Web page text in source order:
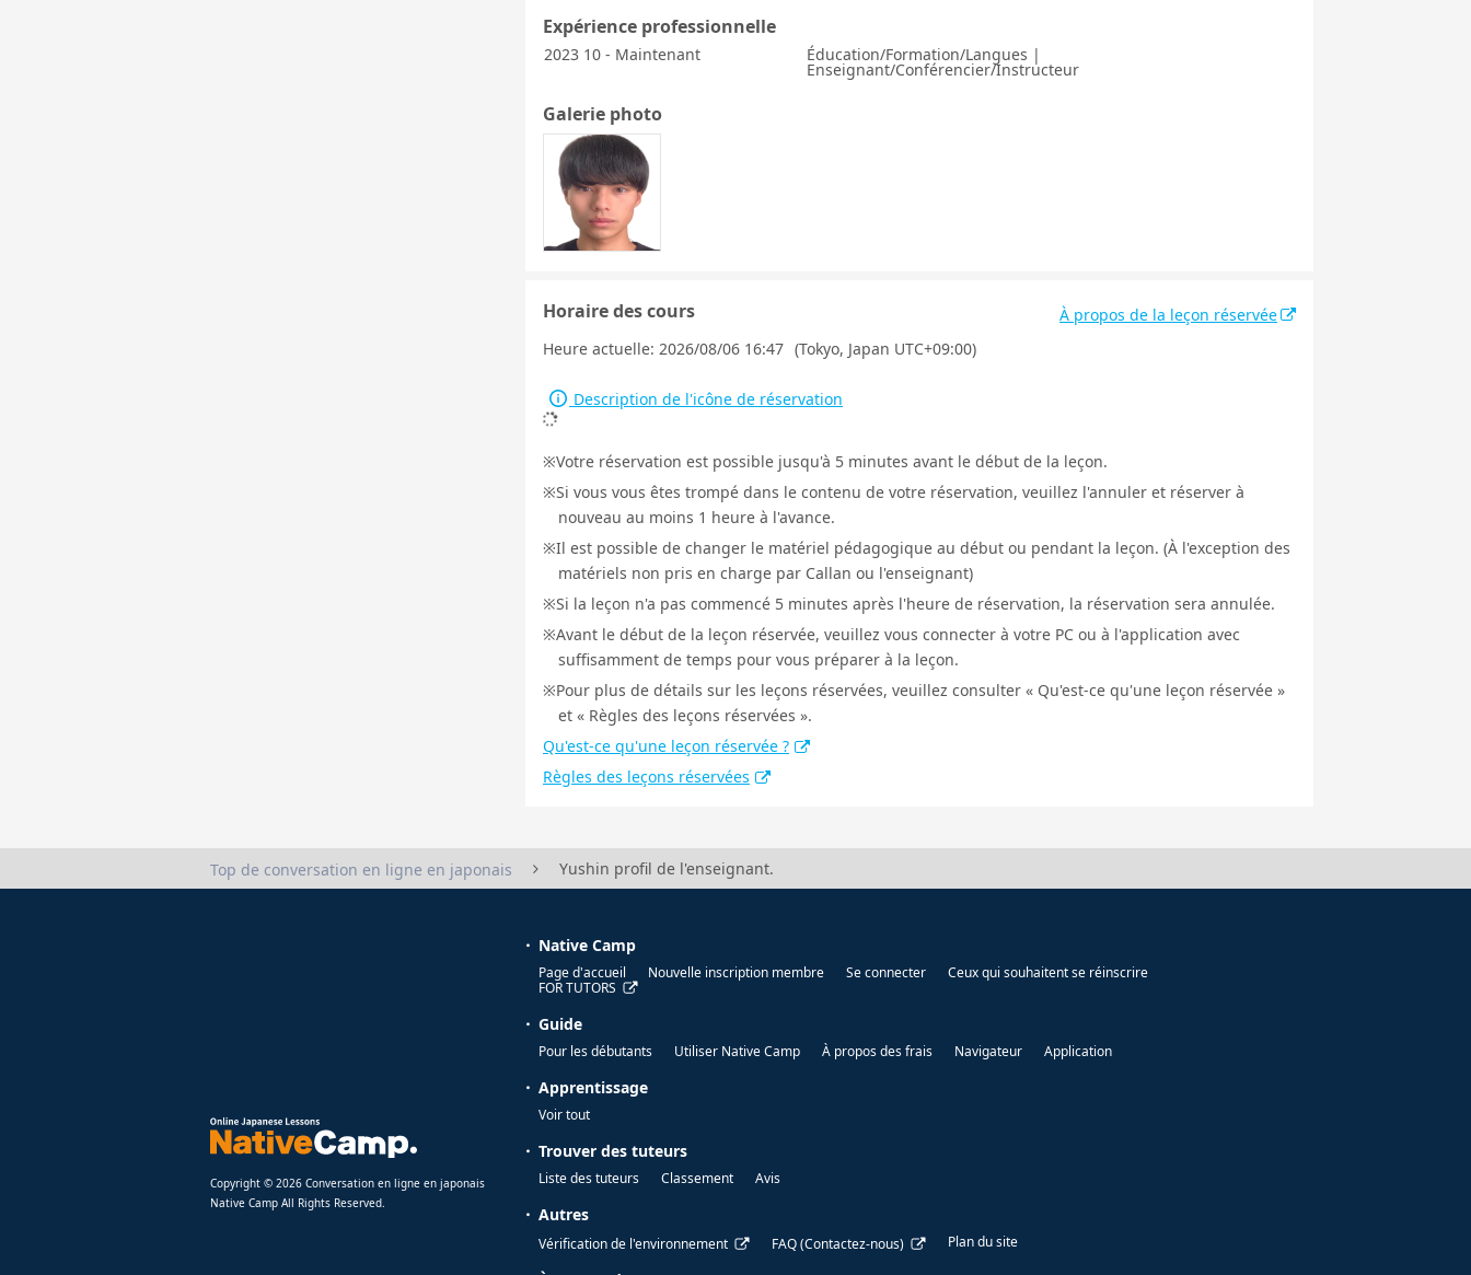
Expérience professionnelle
2023 10 - Maintenant Éducation/Formation/Langues |
Enseignant/Conférencier/Instructeur
Galerie photo
Horaire des cours
À propos de la leçon réservée
Heure actuelle: 2026/08/06 16:47 (Tokyo, Japan UTC+09:00)
Description de l'icône de réservation
Votre réservation est possible jusqu'à 5 minutes avant le début de la leçon.
Si vous vous êtes trompé dans le contenu de votre réservation, veuillez l'annuler et réserver à
nouveau au moins 1 heure à l'avance.
Il est possible de changer le matériel pédagogique au début ou pendant la leçon. (À l'exception des
matériels non pris en charge par Callan ou l'enseignant)
Si la leçon n'a pas commencé 5 minutes après l'heure de réservation, la réservation sera annulée.
Avant le début de la leçon réservée, veuillez vous connecter à votre PC ou à l'application avec
suffisamment de temps pour vous préparer à la leçon.
Pour plus de détails sur les leçons réservées, veuillez consulter « Qu'est-ce qu'une leçon réservée »
et « Règles des leçons réservées ».
Qu'est-ce qu'une leçon réservée ?
Règles des leçons réservées
Top de conversation en ligne en japonais Yushin profil de l'enseignant.
Copyright © 2026 Conversation en ligne en japonais
Native Camp All Rights Reserved.
Native Camp
Page d'accueil Nouvelle inscription membre Se connecter
Ceux qui souhaitent se réinscrire
FOR TUTORS
Guide
Pour les débutants Utiliser Native Camp À propos des frais Navigateur Application
Apprentissage
Voir tout
Trouver des tuteurs
Liste des tuteurs Classement Avis
Autres
Vérification de l'environnement FAQ (Contactez-nous) Plan du site